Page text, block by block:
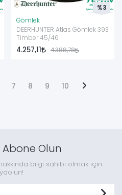
Gömlek
DEERHUNTER Atlas Gömlek 393
Timber 45/46
4.257,11 4.388,78
%3
7 8 9 10
Abone Olun
bilgi sahibi olmak için